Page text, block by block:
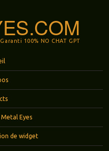
100% NO CHAT GPT
Metal Eyes
de widget